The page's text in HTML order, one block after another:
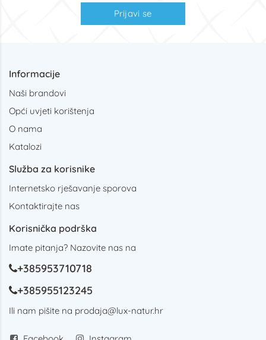
Prijavi se
Informacije
Naši brandovi
Opći uvjeti korištenja
O nama
Katalozi
Služba za korisnike
Internetsko rješavanje sporova
Kontaktirajte nas
Korisnička podrška
Imate pitanja? Nazovite nas na
+385953710718
+385955123245
Ili nam pišite na prodaja@lux-natur.hr